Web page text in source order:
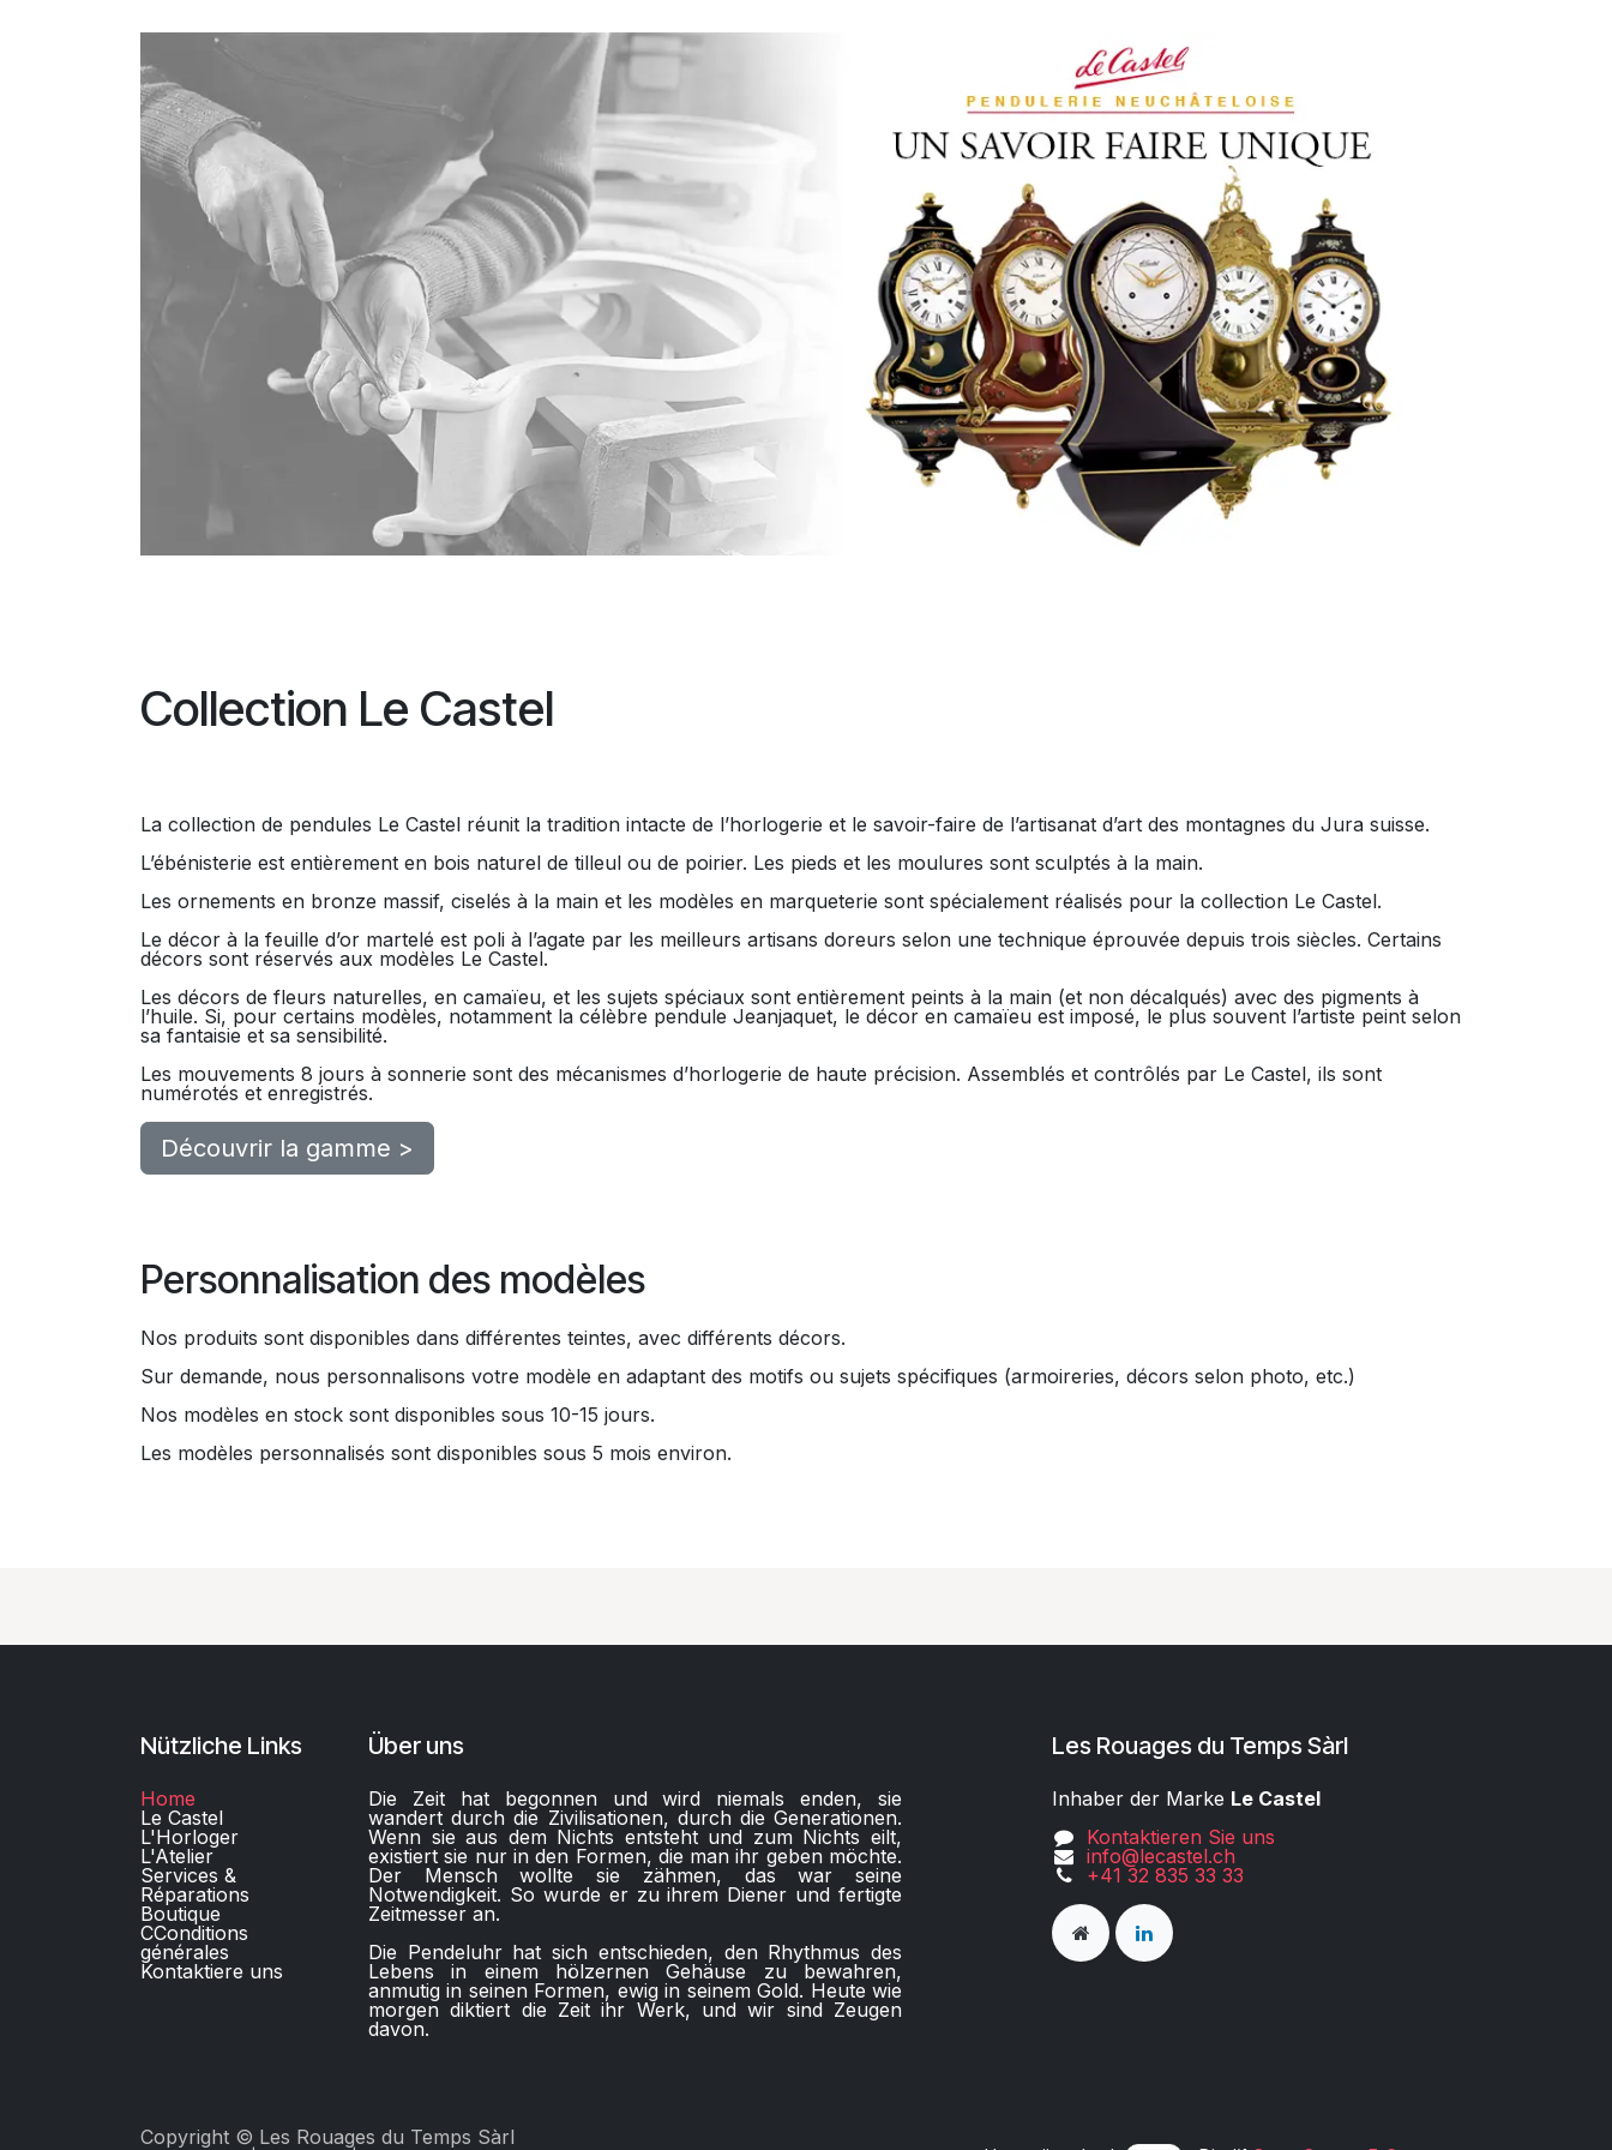
Collection Le Castel
La collection de pendules Le Castel réunit la tradition intacte de l’horlogerie et le savoir-faire de l’artisanat d’art des montagnes du Jura suisse.
L’ébénisterie est entièrement en bois naturel de tilleul ou de poirier. Les pieds et les moulures sont sculptés à la main.
Les ornements en bronze massif, ciselés à la main et les modèles en marqueterie sont spécialement réalisés pour la collection Le Castel.
Le décor à la feuille d’or martelé est poli à l’agate par les meilleurs artisans doreurs selon une technique éprouvée depuis trois siècles. Certains
décors sont réservés aux modèles Le Castel.
Les décors de fleurs naturelles, en camaïeu, et les sujets spéciaux sont entièrement peints à la main (et non décalqués) avec des pigments à
l’huile. Si, pour certains modèles, notamment la célèbre pendule Jeanjaquet, le décor en camaïeu est imposé, le plus souvent l’artiste peint selon
sa fantaisie et sa sensibilité.
Les mouvements 8 jours à sonnerie sont des mécanismes d’horlogerie de haute précision. Assemblés et contrôlés par Le Castel, ils sont
numérotés et enregistrés.
Découvrir la gamme >
Personnalisation des modèles
Nos produits sont disponibles dans différentes teintes, avec différents décors.
Sur demande, nous personnalisons votre modèle en adaptant des motifs ou sujets spécifiques (armoireries, décors selon photo, etc.)
Nos modèles en stock sont disponibles sous 10-15 jours.
Les modèles personnalisés sont disponibles sous 5 mois environ.
Nützliche Links
Home
Le Castel
L'Horloger
L'Atelier
Services &
Réparations
Boutique
CConditions
générales
Kontaktiere uns​
Über uns
Die Zeit hat begonnen und wird niemals enden, sie
wandert durch die Zivilisationen, durch die Generationen.
Wenn sie aus dem Nichts entsteht und zum Nichts eilt,
existiert sie nur in den Formen, die man ihr geben möchte.
Der Mensch wollte sie zähmen, das war seine
Notwendigkeit. So wurde er zu ihrem Diener und fertigte
Zeitmesser an.
Die Pendeluhr hat sich entschieden, den Rhythmus des
Lebens in einem hölzernen Gehäuse zu bewahren,
anmutig in seinen Formen, ewig in seinem Gold. Heute wie
morgen diktiert die Zeit ihr Werk, und wir sind Zeugen
davon.
Les Rouages du Temps Sàrl
Inhaber der Marke Le Castel
Kontaktieren Sie uns
info@lecastel.ch
+41 32 835 33 33
Copyright © Les Rouages du Temps Sàrl